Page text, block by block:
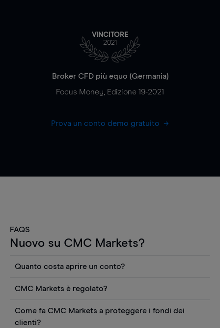
VINCITORE
2021
Broker CFD più equo (Germania)
Focus Money, Edizione 19-2021
Prova un conto demo gratuito
FAQS
Nuovo su CMC Markets?
Quanto costa aprire un conto?
Puoi anche visualizzare gratuitamente i prezzi e
utilizzare strumenti come grafici, notizie Reuters
o rapporti quantitativi sui titoli azionari di
CMC Markets è regolato?
regolamentato dall'Autorità federale tedesca di
Come fa CMC Markets a proteggere i fondi dei
clienti?